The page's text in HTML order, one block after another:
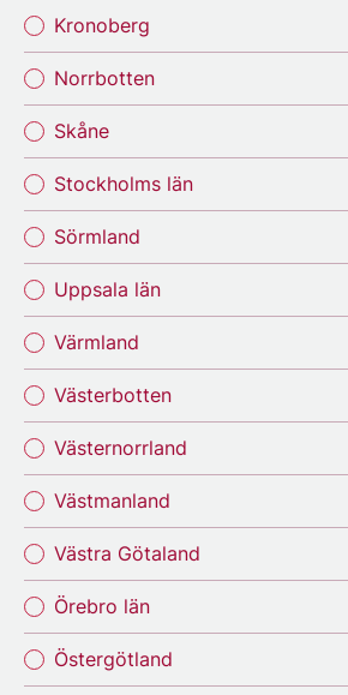
Kronoberg
Norrbotten
Skåne
Stockholms län
Sörmland
Uppsala län
Värmland
Västerbotten
Västernorrland
Västmanland
Västra Götaland
Örebro län
Östergötland